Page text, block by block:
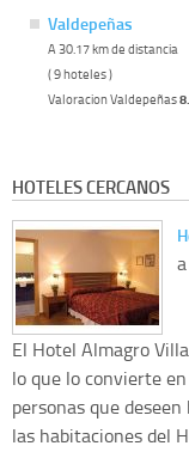
Valdepeñas
A 30.17 km de distancia
( 9 hoteles )
Valoracion Valdepeñas
HOTELES CERCANOS
El Hotel Almagro
lo que lo convierte
personas que
las habitaciones del